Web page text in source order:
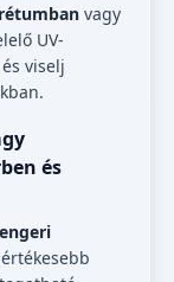
vagy
UV-
viselj
és